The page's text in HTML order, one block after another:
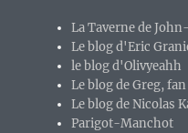
La Taverne de
Le blog d'Eric
le blog d'Olivyeahh
Le blog de Greg,
Le blog de Nicolas
Parigot-Manchot